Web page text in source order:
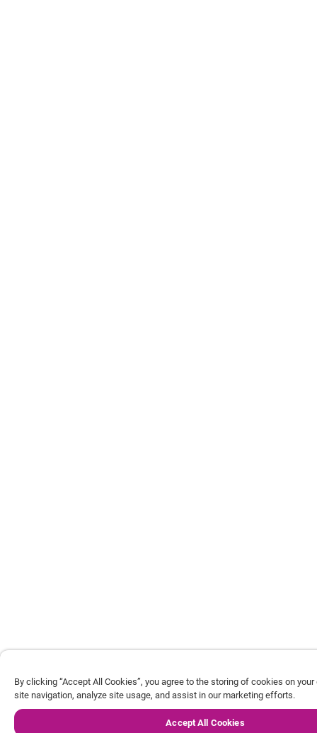
By clicking “Accept All Cookies”, you agree to the storing of cookies on
site navigation, analyze site usage, and assist in our marketing efforts.
Accept All Cookies